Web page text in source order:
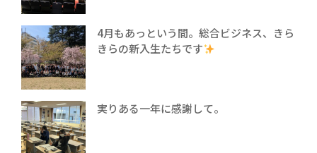
4月もあっという間。総合ビジネス、きら
きらの新入生たちです
実りある一年に感謝して。